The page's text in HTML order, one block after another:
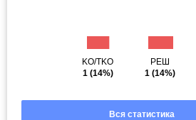
KO/TKO
1(14%)
РЕШ
1 (14%)
Вся статистика